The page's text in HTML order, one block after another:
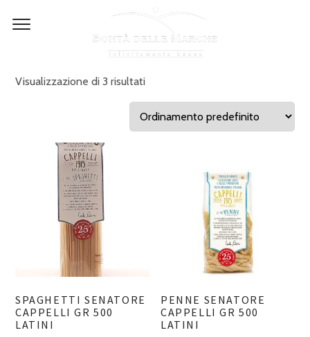
Visualizzazione di 3 risultati
SPAGHETTI SENATORE
CAPPELLI GR 500
LATINI
PENNE SENATORE
CAPPELLI GR 500
LATINI